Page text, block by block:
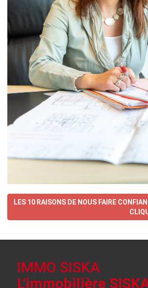
LES 10 RAISONS DE NOUS FAIRE
IMMO SISKA
L'immobilière